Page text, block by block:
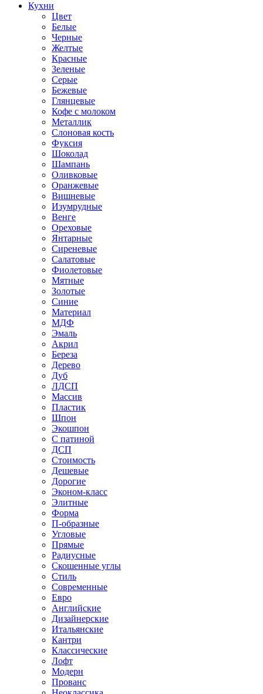
Кухни
Цвет
Белые
Черные
Желтые
Красные
Зеленые
Серые
Бежевые
Глянцевые
Кофе с молоком
Металлик
Слоновая кость
Фуксия
Шоколад
Шампань
Оливковые
Оранжевые
Вишневые
Изумрудные
Венге
Ореховые
Янтарные
Сиреневые
Салатовые
Фиолетовые
Мятные
Золотые
Синие
Материал
МДФ
Эмаль
Акрил
Береза
Дерево
Дуб
ЛДСП
Массив
Пластик
Шпон
Экошпон
С патиной
ДСП
Стоимость
Дешевые
Дорогие
Эконом-класс
Элитные
Форма
П-образные
Угловые
Прямые
Радиусные
Скошенные углы
Стиль
Современные
Евро
Английские
Дизайнерские
Итальянские
Кантри
Классические
Лофт
Модерн
Прованс